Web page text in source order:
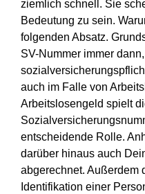
ziemlich schnell. Sie
Bedeutung zu sein.
folgenden Absatz.
SV-Nummer immer
auch im Falle von
Arbeitslosengeld spielt
entscheidende Rolle.
darüber hinaus auch
abgerechnet. Außerdem
Identifikation einer